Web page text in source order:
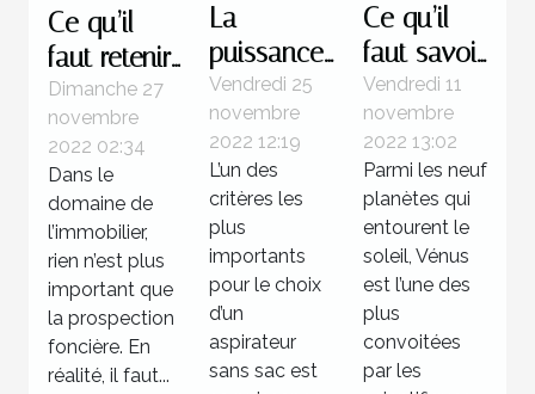
Ce qu’il
faut retenir
à propos
des
logiciels de
prospection
foncière
Dimanche 27
novembre
2022 02:34
Dans le
domaine de
l’immobilier,
rien n’est plus
important que
la prospection
foncière. En
réalité, il faut...
La
puissance
d’un
aspirateur
sans sac
Vendredi 25
novembre
2022 12:19
L’un des
critères les
plus
importants
pour le choix
d’un
aspirateur
sans sac est
Ce qu’il
faut savoir
de la
planète
Vénus
Vendredi 11
novembre
2022 13:02
Parmi les neuf
planètes qui
entourent le
soleil, Vénus
est l’une des
plus
convoitées
par les